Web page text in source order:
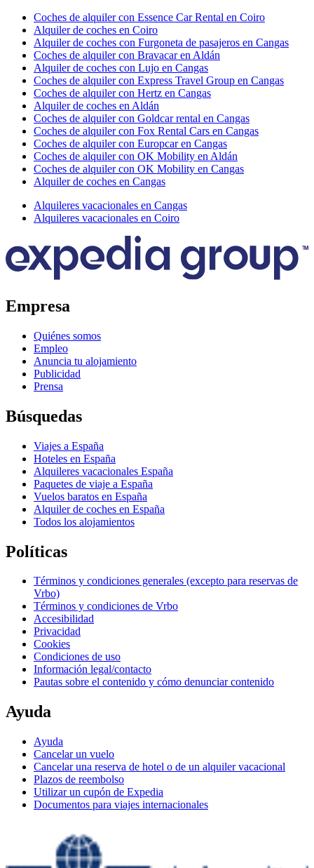
Coches de alquiler con Essence Car Rental en Coiro
Alquiler de coches en Coiro
Alquiler de coches con Furgoneta de pasajeros en Cangas
Coches de alquiler con Bravacar en Aldán
Alquiler de coches con Lujo en Cangas
Coches de alquiler con Express Travel Group en Cangas
Coches de alquiler con Hertz en Cangas
Alquiler de coches en Aldán
Coches de alquiler con Goldcar rental en Cangas
Coches de alquiler con Fox Rental Cars en Cangas
Coches de alquiler con Europcar en Cangas
Coches de alquiler con OK Mobility en Aldán
Coches de alquiler con OK Mobility en Cangas
Alquiler de coches en Cangas
Alquileres vacacionales en Cangas
Alquileres vacacionales en Coiro
Empresa
Quiénes somos
Empleo
Anuncia tu alojamiento
Publicidad
Prensa
Búsquedas
Viajes a España
Hoteles en España
Alquileres vacacionales España
Paquetes de viaje a España
Vuelos baratos en España
Alquiler de coches en España
Todos los alojamientos
Políticas
Términos y condiciones generales (excepto para reservas de
Vrbo)
Términos y condiciones de Vrbo
Accesibilidad
Privacidad
Cookies
Condiciones de uso
Información legal/contacto
Pautas sobre el contenido y cómo denunciar contenido
Ayuda
Ayuda
Cancelar un vuelo
Cancelar una reserva de hotel o de un alquiler vacacional
Plazos de reembolso
Utilizar un cupón de Expedia
Documentos para viajes internacionales